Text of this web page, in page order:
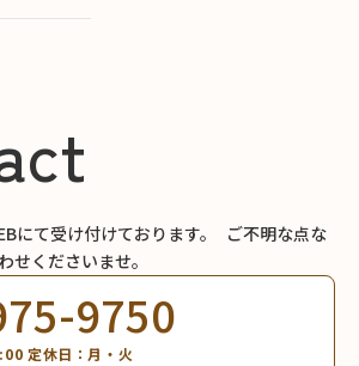
にて受け付けております。
ご不明な点な
せくださいませ。
9750
定休日：月・火